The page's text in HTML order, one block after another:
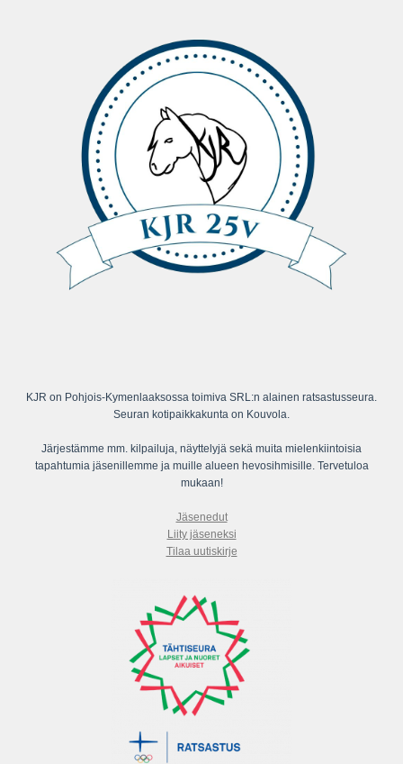
KJR on Pohjois-Kymenlaaksossa toimiva SRL:n alainen ratsastusseura.
Seuran kotipaikkakunta on Kouvola.
Järjestämme mm. kilpailuja, näyttelyjä sekä muita mielenkiintoisia
tapahtumia jäsenillemme ja muille alueen hevosihmisille. Tervetuloa
mukaan!
Jäsenedut
Liity jäseneksi
Tilaa uutiskirje